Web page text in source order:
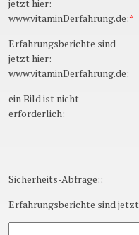
jetzt hier:
www.vitaminDerfahrung.de:*
Erfahrungsberichte sind
jetzt hier:
www.vitaminDerfahrung.de:
ein Bild ist nicht
erforderlich:
Sicherheits-Abfrage::
Erfahrungsberichte sind